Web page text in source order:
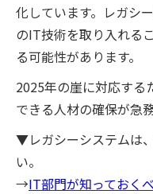
化しています。レガシ
のIT技術を取り入れる
る可能性があります。
2025年の崖に対応する
できる人材の確保が急務
▼レガシーシステムは
い。
→IT部門が知っておく